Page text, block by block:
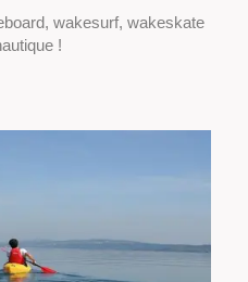
wakesurf, wakeskate
!